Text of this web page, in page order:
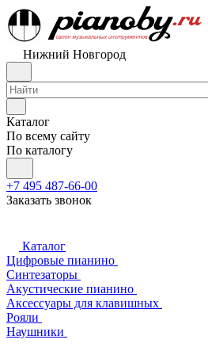
Нижний Новгород
Каталог
По всему сайту
По каталогу
+7 495 487-66-00
Заказать звонок
Каталог
Цифровые пианино
Синтезаторы
Акустические пианино
Аксессуары для клавишных
Рояли
Наушники